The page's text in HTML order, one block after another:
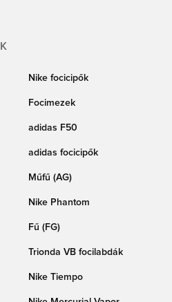
Nike focicipők
Focimezek
adidas F50
adidas focicipők
Műfű (AG)
Nike Phantom
Fű (FG)
Trionda VB focilabdák
Nike Tiempo